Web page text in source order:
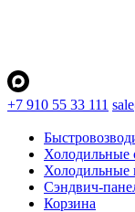
+7 910 55 33 111
Холодильные
Холодильные
Сэндвич-
Корзина